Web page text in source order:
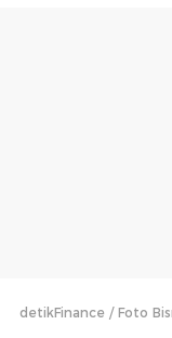
detikFinance Foto